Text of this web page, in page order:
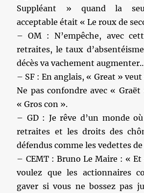
Suppléant » quand la
acceptable était « Le roux de
– OM : N’empêche, avec
retraites, le taux
décès va vachement
– SF : En anglais, « Great »
Ne pas confondre avec «
« Gros con ».
– GD : Je rêve d’un monde
retraites et les droits des
défendus comme les vedettes
– CEMT : Bruno Le Maire : «
voulez que les actionnaires
gaver si vous ne bossez pas